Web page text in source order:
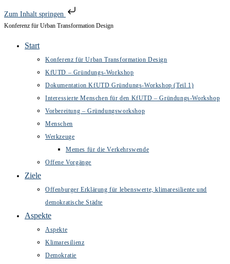
Zum Inhalt springen
Zum
Konferenz für Urban Transformation Design
Start
Konferenz für Urban Transformation Design
KfUTD – Gründungs-Workshop
Dokumentation KfUTD Gründungs-Workshop (Teil 1)
Interessierte Menschen für den KfUTD – Gründungs-Workshop
Vorbereitung – Gründungsworkshop
Menschen
Werkzeuge
Memes für die Verkehrswende
Offene Vorgänge
Ziele
Offenburger Erklärung für lebenswerte, klimaresiliente und
demokratische Städte
Aspekte
Aspekte
Klimaresilienz
Demokratie